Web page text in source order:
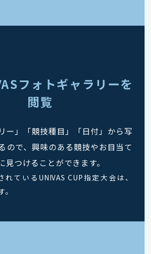
フォトギャラリーを
閲覧
ー」「競技種目」「日付」から写
ので、興味のある競技やお目当て
見つけることができます。
れているUNIVAS CUP指定大会は、
。